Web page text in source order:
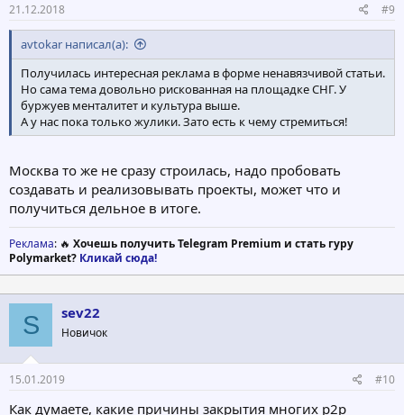
21.12.2018 #9
avtokar написал(а):
Получилась интересная реклама в форме ненавязчивой статьи.
Но сама тема довольно рискованная на площадке СНГ. У
буржуев менталитет и культура выше.
А у нас пока только жулики. Зато есть к чему стремиться!
Москва то же не сразу строилась, надо пробовать
создавать и реализовывать проекты, может что и
получиться дельное в итоге.
Реклама: 🔥 Хочешь получить Telegram Premium и стать гуру
Polymarket? Кликай сюда!
S sev22
Новичок
15.01.2019 #10
Как думаете, какие причины закрытия многих p2p